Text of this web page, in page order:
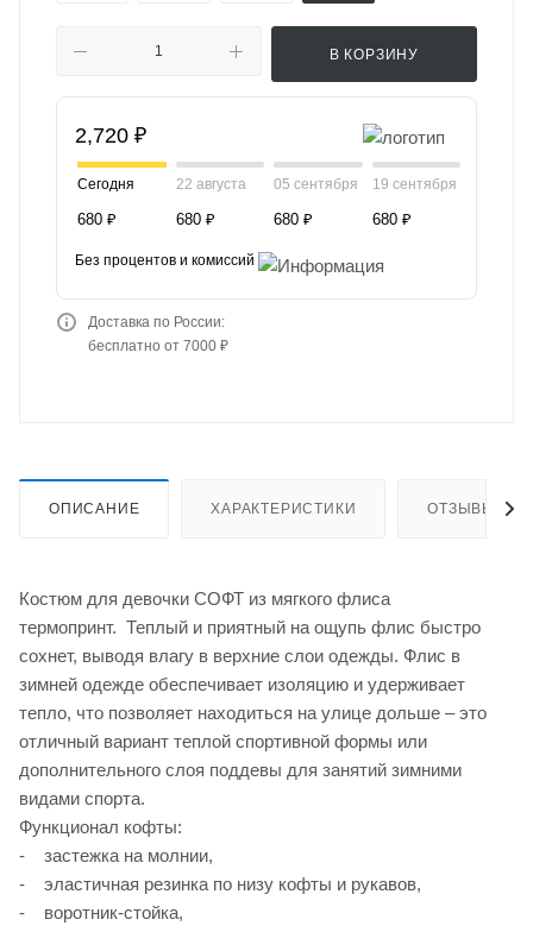
В КОРЗИНУ
2,720 ₽
Сегодня
680 ₽
22 августа
680 ₽
05 сентября
680 ₽
19 сентября
680 ₽
Без процентов и комиссий
Доставка по России:
бесплатно от 7000 ₽
ОПИСАНИЕ ХАРАКТЕРИСТИКИ ОТЗЫВЫ
Костюм для девочки СОФТ из мягкого флиса
термопринт. Теплый и приятный на ощупь флис быстро
сохнет, выводя влагу в верхние слои одежды. Флис в
зимней одежде обеспечивает изоляцию и удерживает
тепло, что позволяет находиться на улице дольше – это
отличный вариант теплой спортивной формы или
дополнительного слоя поддевы для занятий зимними
видами спорта.
Функционал кофты:
- застежка на молнии,
- эластичная резинка по низу кофты и рукавов,
- воротник-стойка,